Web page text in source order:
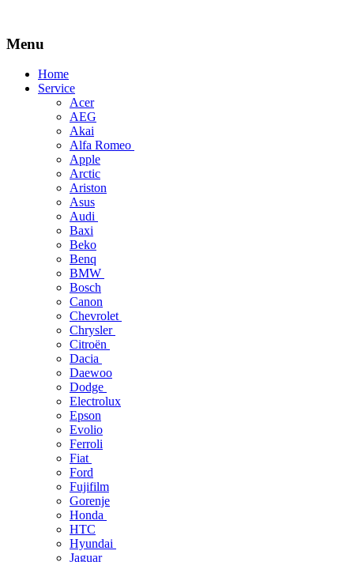
Menu
Skip
Home
Service
Acer
AEG
Akai
Alfa Romeo
Apple
Arctic
Ariston
Asus
Audi
Baxi
Beko
Benq
BMW
Bosch
Canon
Chevrolet
Chrysler
Citroën
Dacia
Daewoo
Dodge
Electrolux
Epson
Evolio
Ferroli
Fiat
Ford
Fujifilm
Gorenje
Honda
HTC
Hyundai
Jaguar